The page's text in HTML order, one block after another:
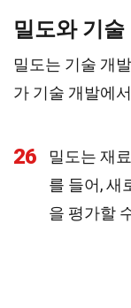
밀도와 기술
밀도는 기술 개
가 기술 개발에
26
밀도는 재
를 들어, 새
을 평가할